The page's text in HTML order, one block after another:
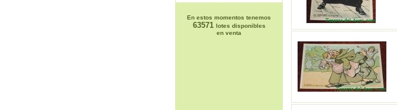
En estos momentos tenemos
63571 lotes disponibles
en venta